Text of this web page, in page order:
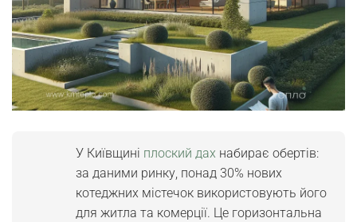
У Київщині плоский дах набирає обертів:
за даними ринку, понад 30% нових
котеджних містечок використовують його
для житла та комерції. Це горизонтальна